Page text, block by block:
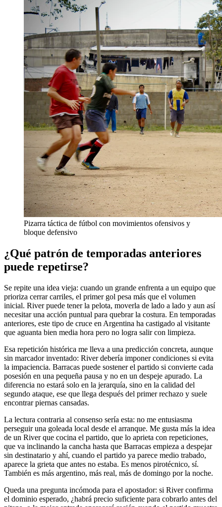
Pizarra táctica de fútbol con movimientos ofensivos y
bloque defensivo
¿Qué patrón de temporadas anteriores
puede repetirse?
Se repite una idea vieja: cuando un grande enfrenta a un equipo que
prioriza cerrar carriles, el primer gol pesa más que el volumen
inicial. River puede tener la pelota, moverla de lado a lado y aun así
necesitar una acción puntual para quebrar la costura. En temporadas
anteriores, este tipo de cruce en Argentina ha castigado al visitante
que aguanta bien media hora pero no logra salir con limpieza.
Esa repetición histórica me lleva a una predicción concreta, aunque
sin marcador inventado: River debería imponer condiciones si evita
la impaciencia. Barracas puede sostener el partido si convierte cada
posesión en una pequeña pausa y no en un despeje apurado. La
diferencia no estará solo en la jerarquía, sino en la calidad del
segundo ataque, ese que llega después del primer rechazo y suele
encontrar piernas cansadas.
La lectura contraria al consenso sería esta: no me entusiasma
perseguir una goleada local desde el arranque. Me gusta más la idea
de un River que cocina el partido, que lo aprieta con repeticiones,
que va inclinando la cancha hasta que Barracas empieza a despejar
sin destinatario y ahí, cuando el partido ya parece medio trabado,
aparece la grieta que antes no estaba. Es menos pirotécnico, sí.
También es más argentino, más real, más de domingo por la noche.
Queda una pregunta incómoda para el apostador: si River confirma
el dominio esperado, ¿habrá precio suficiente para cobrarlo antes del